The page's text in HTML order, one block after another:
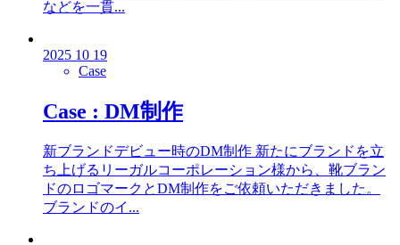
などを一貫...
2025 10 19
Case
Case : DM制作
新ブランドデビュー時のDM制作 新たにブランドを立
ち上げるリーガルコーポレーション様から、靴ブラン
ドのロゴマークとDM制作をご依頼いただきました。
ブランドのイ...